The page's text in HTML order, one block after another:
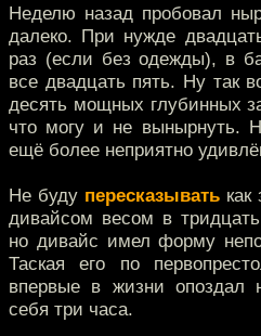
Неделю назад пробовал
далеко. При нужде
раз (если без одежды), в
все двадцать пять. Ну так
десять мощных глубинных
что могу и не вынырнуть.
ещё более неприятно
Не буду пересказыватькак
дивайсом весом в
но дивайс имел форму
Таская его по
впервые в жизни опоздал
себя три часа.